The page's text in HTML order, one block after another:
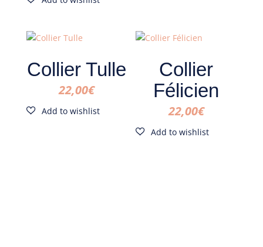
Collier Tulle
22,00€
Collier
Félicien
22,00€